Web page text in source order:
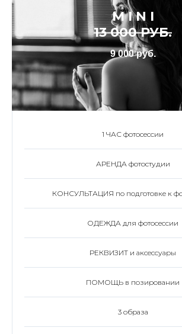
M I N I
13 000 РУБ.
9 000 руб.
1 ЧАС фотосессии
АРЕНДА фотостудии
КОНСУЛЬТАЦИЯ по подготовке к
ОДЕЖДА для фотосессии
РЕКВИЗИТ и аксессуары
ПОМОЩЬ в позировании
3 образа